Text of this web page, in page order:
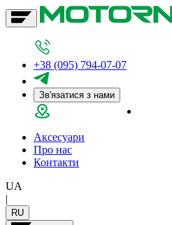
+38 (095) 794-07-07
Зв'язатися з нами
Аксесуари
Про нас
Контакти
UA
|
RU